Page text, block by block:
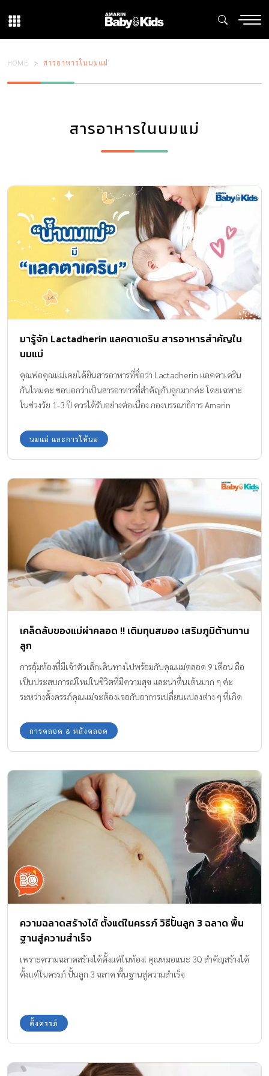
HOME สารอาหารในนมแม่
สารอาหารในนมแม่
มารู้จัก Lactadherin แลคตาเดริน สารอาหารสำคัญใน
นมแม่
คุณพ่อคุณแม่เคยได้ยินสารอาหารที่ชื่อว่า Lactadherin แลคตาเดริน
กันไหมคะ ขอบอกว่าเป็นสารอาหารที่สำคัญกับลูกมากค่ะ โดยเฉพาะ
ในช่วงวัย 1-3 ปี ควรได้รับอย่างต่อเนื่อง กองบรรณาธิการ Amarin
แลคตาเดรินกันค่ะ
นมแม่ และการให้นม
เคล็ดลับของแม่ผ่าคลอด !! เติมทุนสมอง เสริมภูมิต้านทาน
ลูก
การอุ้มท้องที่มีเจ้าตัวเล็กเดินทางไปพร้อมกับคุณแม่ตลอด 9 เดือน ถือ
เป็นประสบการณ์ใหม่ในชีวิตที่มีความสุข และน่าตื่นเต้นมาก ๆ ค่ะ
ระหว่างตั้งครรภ์คุณแม่จะต้องเจอกับอาการเปลี่ยนแปลงต่าง ๆ ที่เกิด
จะคลอดวิธีธรรมชาติ หรือ ผ่าตัดคลอด
การคลอด & หลังคลอด
ความฉลาดสร้างได้ ตั้งแต่ในครรภ์ วิธีปั้นลูก 3 ฉลาด พื้น
ฐานสู่ความสำเร็จ
เพราะความฉลาดสร้างได้ตั้งแต่ในท้อง! คุณหมอแนะ 3Q สำคัญสร้างได้
ตั้งแต่ในครรภ์ ปั้นลูก 3 ฉลาด พื้นฐานสู่ความสำเร็จ
ตั้งครรภ์